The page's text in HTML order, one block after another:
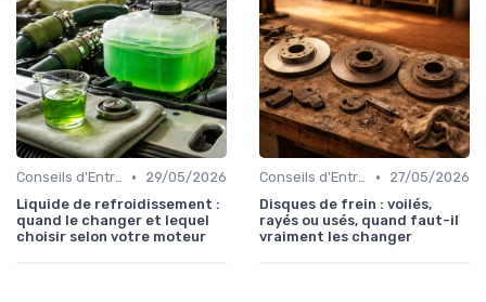
Conseils d'Entretien Auto •
29/05/2026
Liquide de refroidissement :
quand le changer et lequel
choisir selon votre moteur
Conseils d'Entretien Auto •
27/05/2026
Disques de frein : voilés,
rayés ou usés, quand faut-il
vraiment les changer